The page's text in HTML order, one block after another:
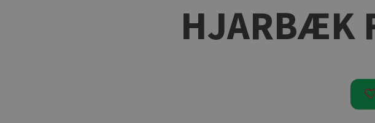
HJARBÆK